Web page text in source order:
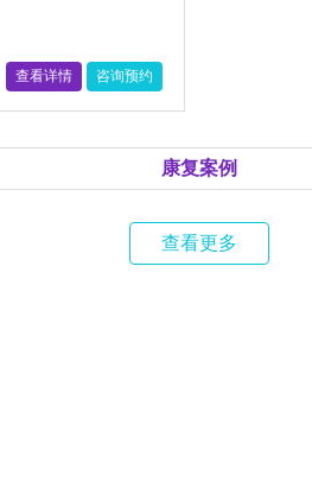
查看详情 咨询预约
康复案例
查看更多